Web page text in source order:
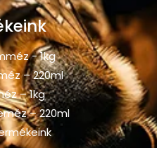
- 1kg
– 220ml
– 1kg
– 220ml